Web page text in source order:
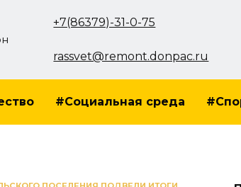
+7(86379)-31-0-75
rassvet@remont.donpac.ru
#Социальная среда